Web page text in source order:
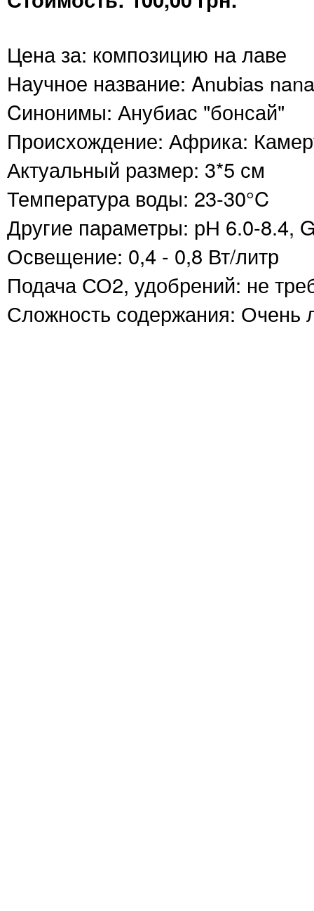
Цена за: композицию на лаве
Научное название: Anubias
Cинонимы: Анубиас "бонсай"
Происхождение: Африка:
Актуальный размер: 3*5 см
Температура воды: 23-30°C
Другие параметры: рН 6.0-8.4,
Освещение: 0,4 - 0,8 Вт/литр
Подача СО2, удобрений: не
Сложность содержания: Очень